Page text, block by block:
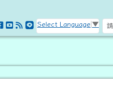
Select Language ▼